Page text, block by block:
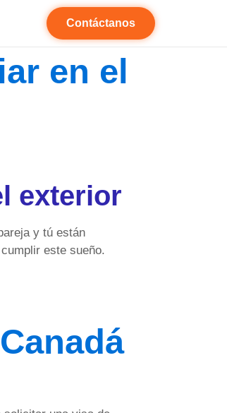
Contáctanos
en el
exterior
y tú están
este sueño.